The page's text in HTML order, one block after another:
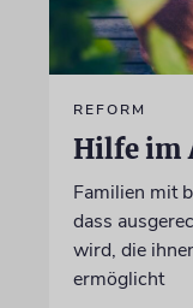
REFORM
Hilfe im
Familien mit
dass
wird, die
ermöglicht